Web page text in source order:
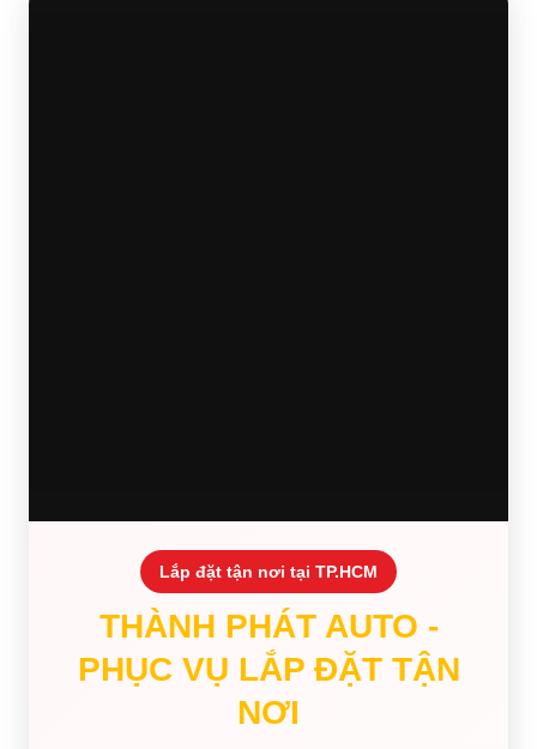
Lắp đặt tận nơi tại TP.HCM
THÀNH PHÁT AUTO -
PHỤC VỤ LẮP ĐẶT TẬN
NƠI